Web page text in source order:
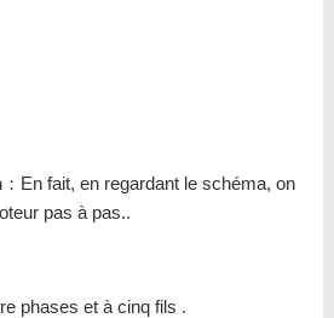
En fait, en regardant le schéma, on
pas à pas..
phases et à cinq fils .